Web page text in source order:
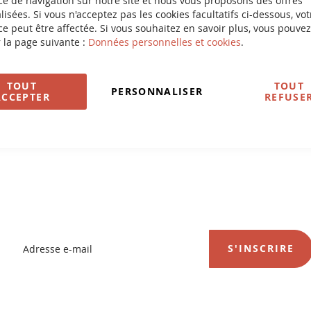
Si vous n'acceptez pas les cookies facultatifs ci-dessous,
peut être affectée. Si vous souhaitez en savoir plus, vous pouvez
page suivante : Données personnelles et cookies.
TOUT
PERSONNALISER
TOUT
S'INSCRIRE